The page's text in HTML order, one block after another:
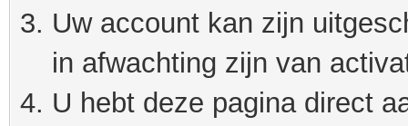
Uw account kan zijn
in afwachting zijn van
U hebt deze pagina direct